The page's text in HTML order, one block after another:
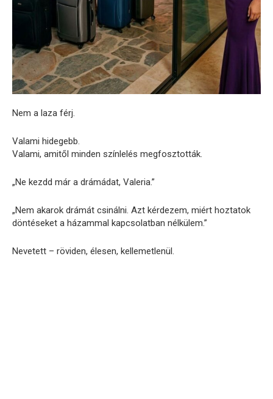
Nem a laza férj.
Valami hidegebb.
Valami, amitől minden színlelés megfosztották.
„Ne kezdd már a drámádat, Valeria.”
„Nem akarok drámát csinálni. Azt kérdezem, miért hoztatok
döntéseket a házammal kapcsolatban nélkülem.”
Nevetett – röviden, élesen, kellemetlenül.